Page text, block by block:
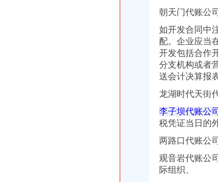
沈代帐公司、沈代帐会计、沈代账公司、沈代账会计【今日推朝天门代账公
如开发合同中
配。企业应当
开发包括合作
分支机构或者
送会计决算报
龙湖时代天街
李子坝代账公
税凭证当日的
两路口代账公
观音岩代账公
际组织、